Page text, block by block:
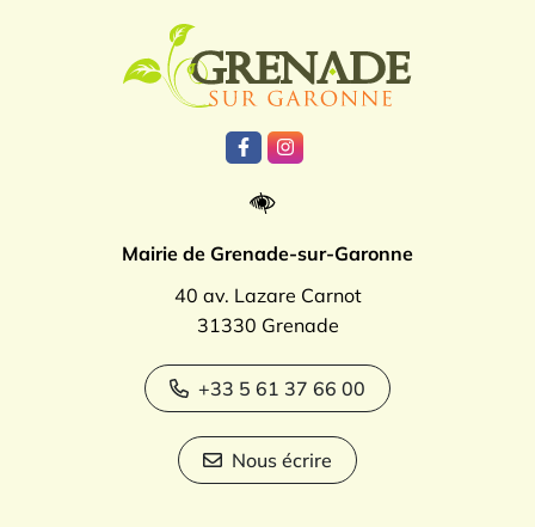
Lien vers le compte Facebook
Lien vers le compte
Mairie de Grenade-sur-Garonne
40 av. Lazare Carnot
31330 Grenade
+33 5 61 37 66 00
Nous écrire